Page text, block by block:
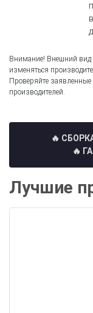
Внимание! Внешний вид
изменяться
Проверяйте
производителей.
🔥
🔥
Лучшие